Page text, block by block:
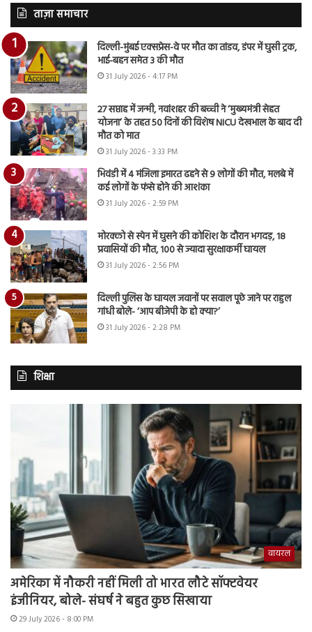
ताज़ा समाचार
दिल्ली-मुंबई एक्सप्रेस-वे पर मौत का तांडव, डंपर में घुसी ट्रक,
भाई-बहन समेत 3 की मौत
31 July 2026 - 4:17 PM
27 सप्ताह में जन्मी, नवांशहर की बच्ची ने ‘मुख्यमंत्री सेहत
योजना’ के तहत 50 दिनों की विशेष NICU देखभाल के बाद दी
मौत को मात
31 July 2026 - 3:33 PM
भिवंडी में 4 मंजिला इमारत ढहने से 9 लोगों की मौत, मलबे में
कई लोगों के फंसे होने की आशंका
31 July 2026 - 2:59 PM
मोरक्को से स्पेन में घुसने की कोशिश के दौरान भगदड़, 18
प्रवासियों की मौत, 100 से ज्यादा सुरक्षाकर्मी घायल
31 July 2026 - 2:56 PM
दिल्ली पुलिस के घायल जवानों पर सवाल पूछे जाने पर राहुल
गांधी बोले- ‘आप बीजेपी के हो क्या?’
31 July 2026 - 2:28 PM
शिक्षा
वायरल
अमेरिका में नौकरी नहीं मिली तो भारत लौटे सॉफ्टवेयर
इंजीनियर, बोले- संघर्ष ने बहुत कुछ सिखाया
29 July 2026 - 8:00 PM